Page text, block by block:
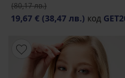
(80,17 лв.)
19,67 € (38,47 лв.) код